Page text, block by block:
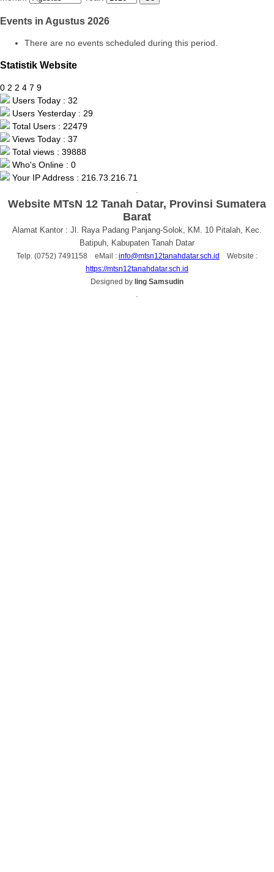
Events in Agustus 2026
There are no events scheduled during this period.
Statistik Website
0 2 2 4 7 9
Users Today : 32
Users Yesterday : 29
Total Users : 22479
Views Today : 37
Total views : 39888
Who's Online : 0
Your IP Address : 216.73.216.71
Website MTsN 12 Tanah Datar, Provinsi Sumatera
Barat
Alamat Kantor : Jl. Raya Padang Panjang-Solok, KM. 10 Pitalah, Kec.
Batipuh, Kabupaten Tanah Datar
Telp. (0752) 7491158 eMail : info@mtsn12tanahdatar.sch.id
Website :
https://mtsn12tanahdatar.sch.id
Designed by Iing Samsudin